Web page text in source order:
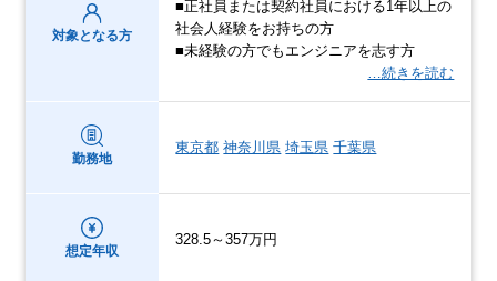
対象となる方
■正社員または契約社員における1年以上の
社会人経験をお持ちの方
■未経験の方でもエンジニアを志す方
…続きを読む
勤務地
東京都 神奈川県 埼玉県 千葉県
想定年収
328.5～357万円